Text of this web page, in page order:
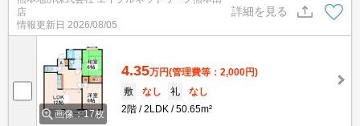
店
情報更新日 2026/08/05
詳細を見る
画像：17枚
4.35万円(管理費等：2,000円)
敷
なし 礼
なし
2階
2LDK 50.65m²